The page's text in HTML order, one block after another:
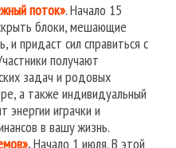
поток». Начало 15
блоки, мешающие
и придаст сил справиться с
получают
задач и родовых
а также индивидуальный
играчки и
в вашу жизнь.
.Начало 1 июля. В этой